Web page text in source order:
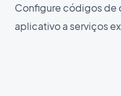
Configure códigos de
aplicativo a serviços